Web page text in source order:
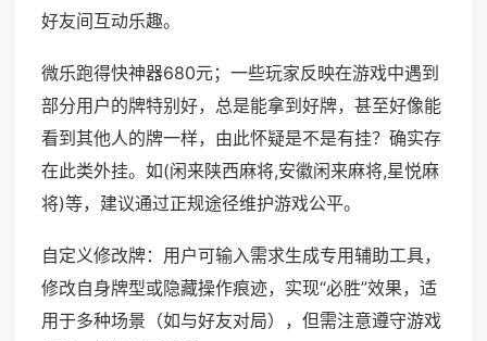
好友间互动乐趣。
微乐跑得快神器680元；一些玩家反映在游戏中遇到
部分用户的牌特别好，总是能拿到好牌，甚至好像能
看到其他人的牌一样，由此怀疑是不是有挂？确实存
在此类外挂。如(闲来陕西麻将,安徽闲来麻将,星悦麻
将)等，建议通过正规途径维护游戏公平。
自定义修改牌：用户可输入需求生成专用辅助工具，
修改自身牌型或隐藏操作痕迹，实现“必胜”效果，适
用于多种场景（如与好友对局），但需注意遵守游戏